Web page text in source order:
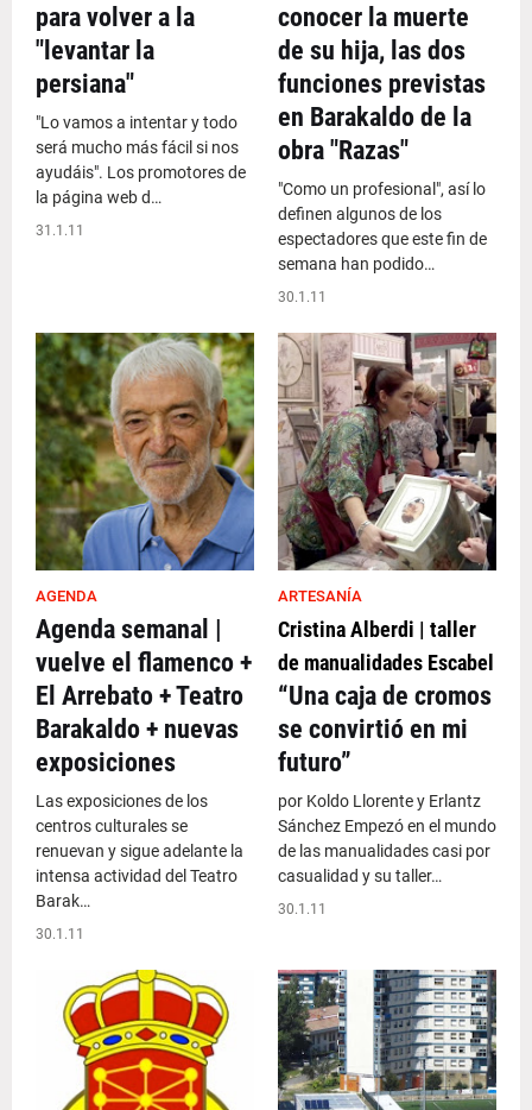
para volver a la
"levantar la
persiana"
"Lo vamos a intentar y todo
será mucho más fácil si nos
ayudáis". Los promotores de
la página web d…
31.1.11
conocer la muerte
de su hija, las dos
funciones previstas
en Barakaldo de la
obra "Razas"
"Como un profesional", así lo
definen algunos de los
espectadores que este fin de
semana han podido…
30.1.11
AGENDA
Agenda semanal |
vuelve el flamenco +
El Arrebato + Teatro
Barakaldo + nuevas
exposiciones
Las exposiciones de los
centros culturales se
renuevan y sigue adelante la
intensa actividad del Teatro
Barak…
30.1.11
ARTESANÍA
Cristina Alberdi | taller
de manualidades Escabel
“Una caja de cromos
se convirtió en mi
futuro”
por Koldo Llorente y Erlantz
Sánchez Empezó en el mundo
de las manualidades casi por
casualidad y su taller…
30.1.11